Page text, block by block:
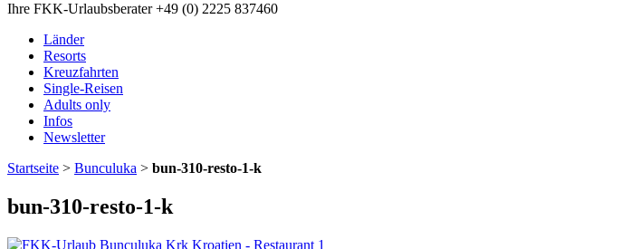
Ihre FKK-Urlaubsberater +49 (0) 2225 837460
Länder
Resorts
Kreuzfahrten
Single-Reisen
Adults only
Infos
Newsletter
Startseite > Bunculuka > bun-310-resto-1-k
bun-310-resto-1-k